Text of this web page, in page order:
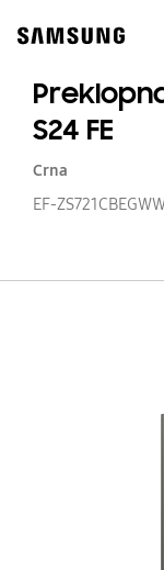
content
S24 FE
Crna
EF-